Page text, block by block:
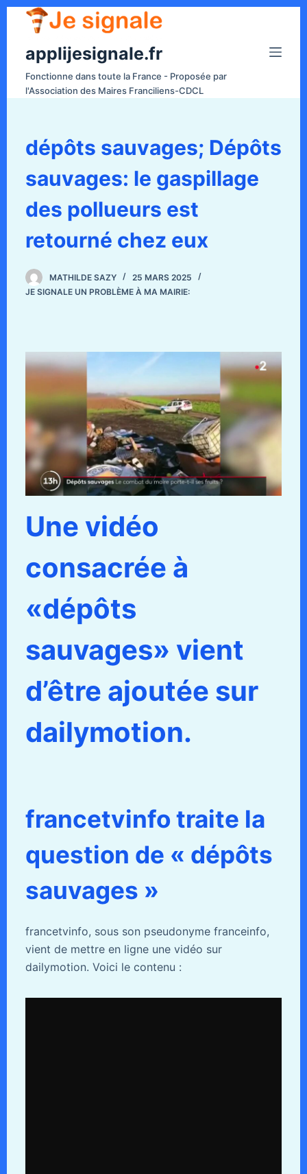
applijesignale.fr
Fonctionne dans toute la France - Proposée par
l'Association des Maires Franciliens-CDCL
dépôts sauvages; Dépôts
sauvages: le gaspillage
des pollueurs est
retourné chez eux
MATHILDE SAZY
25 MARS 2025
JE SIGNALE UN PROBLÈME À MA MAIRIE:
Une vidéo
consacrée à
«dépôts
sauvages» vient
d’être ajoutée sur
dailymotion.
francetvinfo traite la
question de « dépôts
sauvages »
francetvinfo, sous son pseudonyme franceinfo,
vient de mettre en ligne une vidéo sur
dailymotion. Voici le contenu :